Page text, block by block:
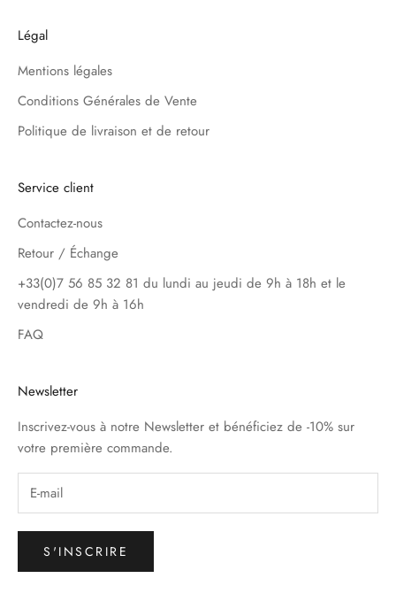
Légal
Mentions légales
Conditions Générales de Vente
Politique de livraison et de retour
Service client
Contactez-nous
Retour / Échange
+33(0)7 56 85 32 81 du lundi au jeudi de 9h à 18h et le
vendredi de 9h à 16h
FAQ
Newsletter
Inscrivez-vous à notre Newsletter et bénéficiez de -10% sur
votre première commande.
S'INSCRIRE